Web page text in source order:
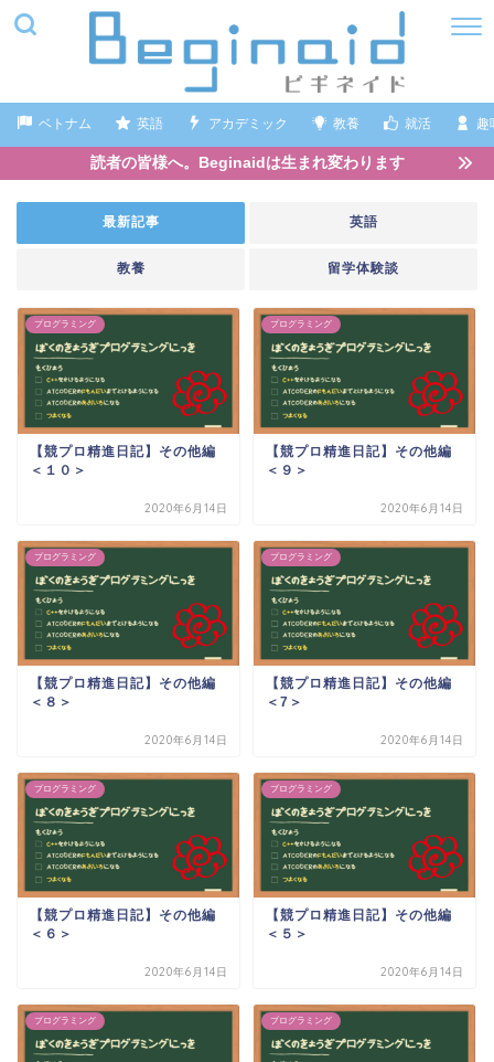
ベトナム 英語 アカデミック 教養 就活 趣
読者の皆様へ。Beginaidは生まれ変わります
最新記事 英語
教養 留学体験談
プログラミング
【競プロ精進日記】その他編
＜１０＞
2020年6月14日
プログラミング
【競プロ精進日記】その他編
＜９＞
2020年6月14日
プログラミング
【競プロ精進日記】その他編
＜８＞
2020年6月14日
プログラミング
【競プロ精進日記】その他編
＜7＞
2020年6月14日
プログラミング
【競プロ精進日記】その他編
＜６＞
2020年6月14日
プログラミング
【競プロ精進日記】その他編
＜５＞
2020年6月14日
プログラミング プログラミング